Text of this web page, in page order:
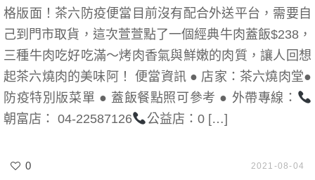
格版面！茶六防疫便當目前沒有配合外送平台，需要自
己到門市取貨，這次萱萱點了一個經典牛肉蓋飯$238，
三種牛肉吃好吃滿～烤肉香氣與鮮嫩的肉質，讓人回想
起茶六燒肉的美味阿！ 便當資訊 ● 店家：茶六燒肉堂●
防疫特別版菜單 ● 蓋飯餐點照可參考 ● 外帶專線：
朝富店： 04-22587126​
公益店：0 […]
0 2021-08-04